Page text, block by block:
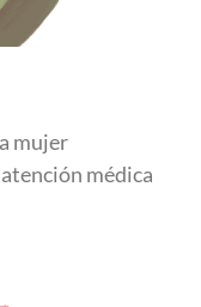
mujer
médica